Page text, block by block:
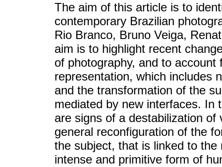
The aim of this article is to
contemporary Brazilian
Rio Branco, Bruno Veiga,
aim is to highlight recent
of photography, and to
representation, which includes
and the transformation of the
mediated by new interfaces. In
are signs of a destabilization
general reconfiguration of the
the subject, that is linked to
intense and primitive form of